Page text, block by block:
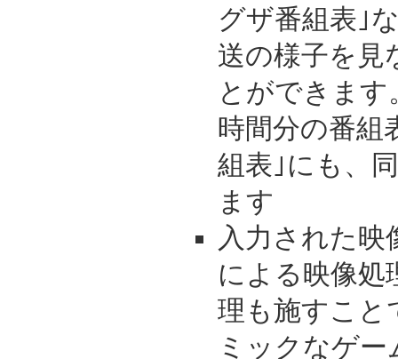
グザ番組表｣
送の様子を見
とができま
時間分の番組
組表｣にも、
ます
入力された映
による映像処
理も施すこと
ミックなゲ